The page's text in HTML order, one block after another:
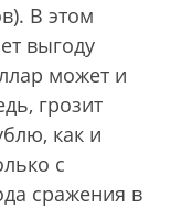
В этом
выгоду
может и
грозит
как и
с
сражения в